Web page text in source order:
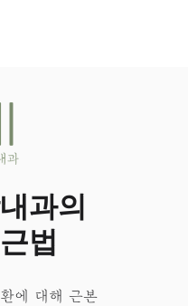
과의
법
에 대해 근본